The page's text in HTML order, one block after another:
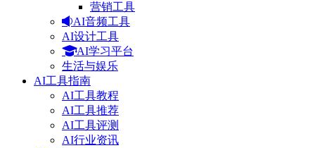
营销工具
AI音频工具
AI设计工具
AI学习平台
生活与娱乐
AI工具指南
AI工具教程
AI工具推荐
AI工具评测
AI行业资讯